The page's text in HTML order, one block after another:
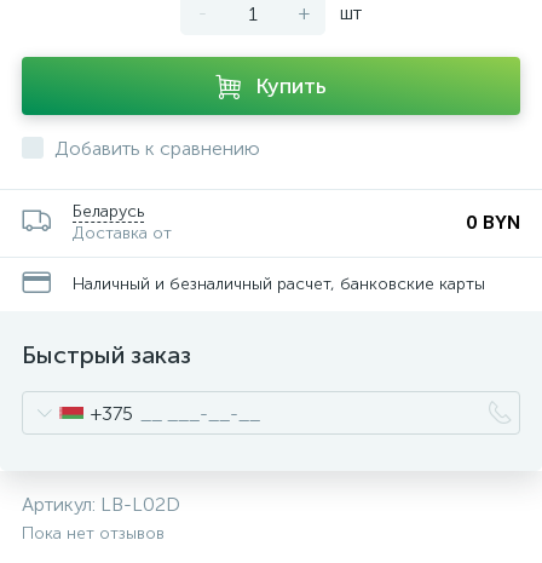
- + шт
Купить
Добавить к сравнению
Беларусь
Доставка от
0 BYN
Наличный и безналичный расчет, банковские карты
Быстрый заказ
+375
Артикул: LB-L02D
Пока нет отзывов